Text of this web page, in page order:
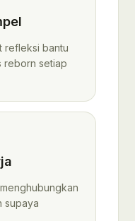
refleksi bantu
reborn setiap
supaya